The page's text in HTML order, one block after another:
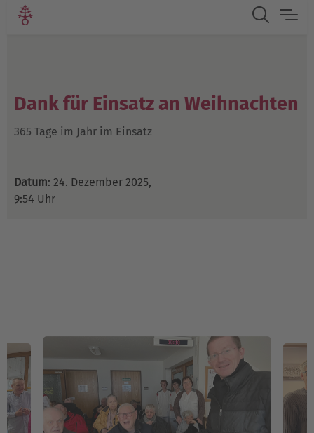
Dank für Einsatz an Weihnachten
365 Tage im Jahr im Einsatz
Datum: 24. Dezember 2025,
9:54 Uhr